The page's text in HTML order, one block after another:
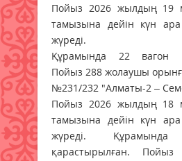
Пойыз 2026 жылдың 19
тамызына дейін күн
жүреді.
Құрамында 22 вагон
Пойыз 288 жолаушы
№231/232 "Алматы-2 –
Пойыз 2026 жылдың 18
тамызына дейін күн
жүреді.
қарастырылған.